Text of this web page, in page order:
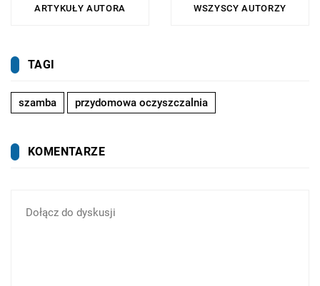
pomocowych dla inwestorów indywidualnych: w Czystym
ARTYKUŁY AUTORA WSZYSCY AUTORZY
TAGI
szamba przydomowa oczyszczalnia
KOMENTARZE